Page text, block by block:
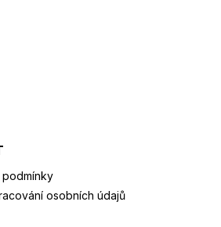
osobních údajů